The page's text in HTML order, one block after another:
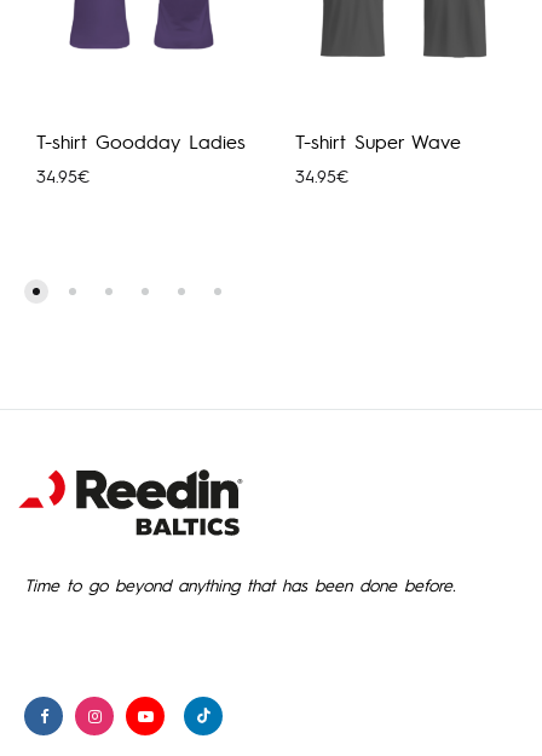
T-shirt Goodday Ladies
34.95€
T-shirt Super Wave
34.95€
Time to go beyond anything that has been done before.